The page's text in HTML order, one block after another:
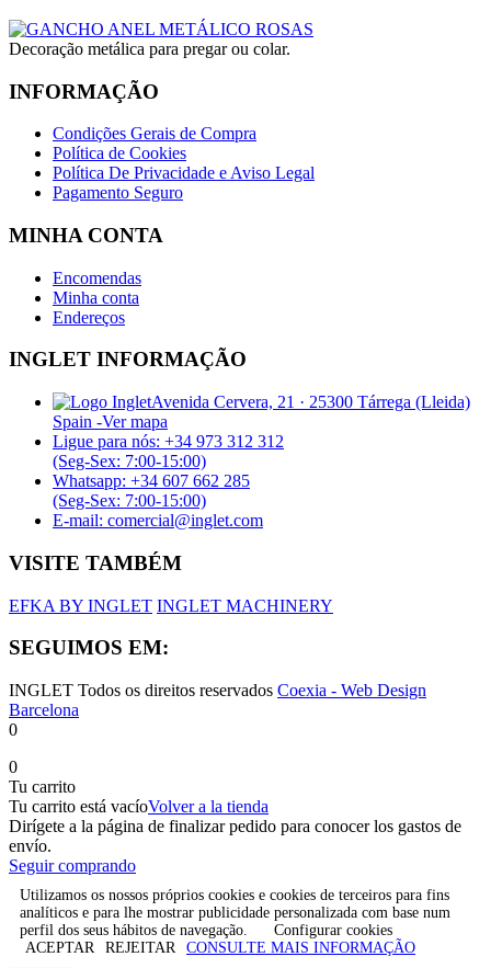
Decoração metálica para pregar ou colar.
INFORMAÇÃO
Condições Gerais de Compra
Política de Cookies
Política De Privacidade e Aviso Legal
Pagamento Seguro
MINHA CONTA
Encomendas
Minha conta
Endereços
INGLET INFORMAÇÃO
Avenida Cervera, 21 · 25300 Tárrega (Lleida)
Spain -Ver mapa
Ligue para nós: +34 973 312 312
(Seg-Sex: 7:00-15:00)
Whatsapp: +34 607 662 285
(Seg-Sex: 7:00-15:00)
E-mail: comercial@inglet.com
VISITE TAMBÉM
EFKA BY INGLET INGLET MACHINERY
SEGUIMOS EM:
INGLET Todos os direitos reservados Coexia - Web Design
Barcelona
0
0
Tu carrito
Tu carrito está vacíoVolver a la tienda
Dirígete a la página de finalizar pedido para conocer los gastos de
envío.
Seguir comprando
Utilizamos os nossos próprios cookies e cookies de terceiros para fins
analíticos e para lhe mostrar publicidade personalizada com base num
perfil dos seus hábitos de navegação.
Configurar cookies
ACEPTAR
REJEITAR CONSULTE MAIS INFORMAÇÃO